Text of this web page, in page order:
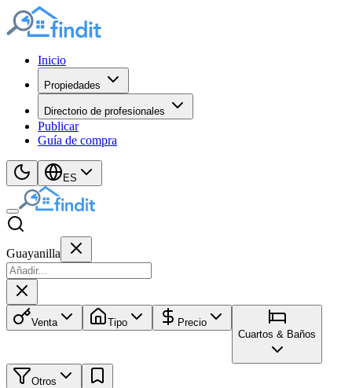
Inicio
Propiedades
Directorio de profesionales
Publicar
Guía de compra
ES
Guayanilla
Venta Tipo
Precio
Cuartos & Baños
Otros